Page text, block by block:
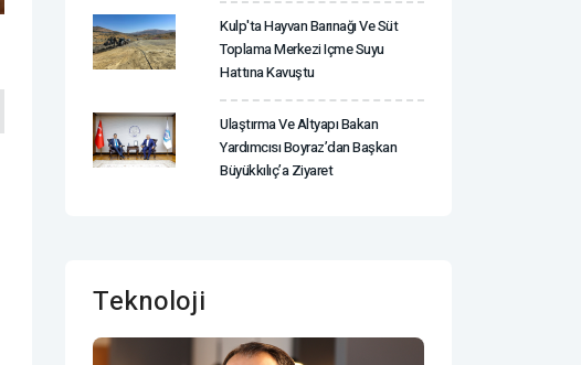
Kulp'ta Hayvan Barınağı Ve Süt
Toplama Merkezi Içme Suyu
Hattına Kavuştu
Ulaştırma Ve Altyapı Bakan
Yardımcısı Boyraz’dan Başkan
Büyükkılıç’a Ziyaret
Teknoloji